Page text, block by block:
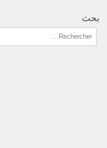
بحث
Rechercher :